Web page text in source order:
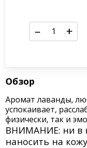
– +
Обзор
Аромат лаванды,
успокаивает,
физически, так и
ВНИМАНИЕ: ни в
наносить на